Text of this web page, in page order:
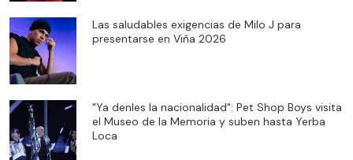
Las saludables exigencias de Milo J para
presentarse en Viña 2026
"Ya denles la nacionalidad": Pet Shop Boys visita
el Museo de la Memoria y suben hasta Yerba
Loca